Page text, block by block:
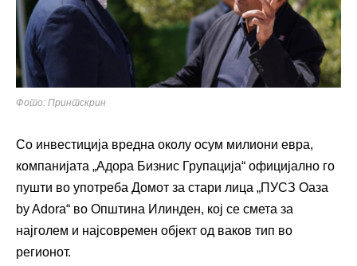
Фото: Принтскрин
Со инвестиција вредна околу осум милиони евра,
компанијата „Адора Бизнис Групација“ официјално го
пушти во употреба Домот за стари лица „ПУСЗ Оаза
by Adora“ во Општина Илинден, кој се смета за
најголем и најсовремен објект од ваков тип во
регионот.